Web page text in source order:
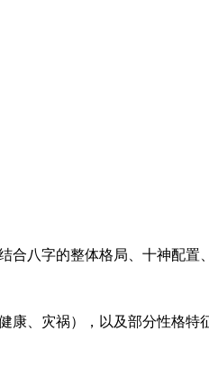
八字的整体格局、十神配置
、灾祸），以及部分性格